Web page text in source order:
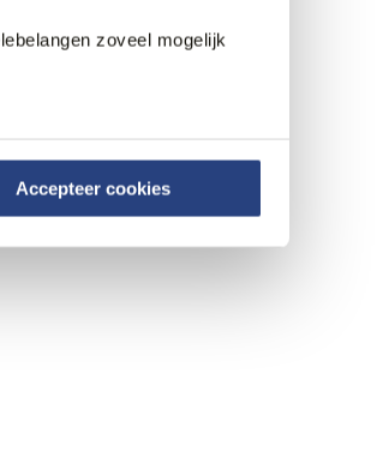
zoveel mogelijk
Accepteer cookies